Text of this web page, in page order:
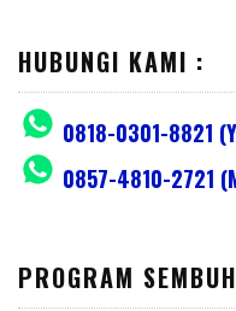
HUBUNGI KAMI :
0818-0301-8821
0857-4810-2721
PROGRAM